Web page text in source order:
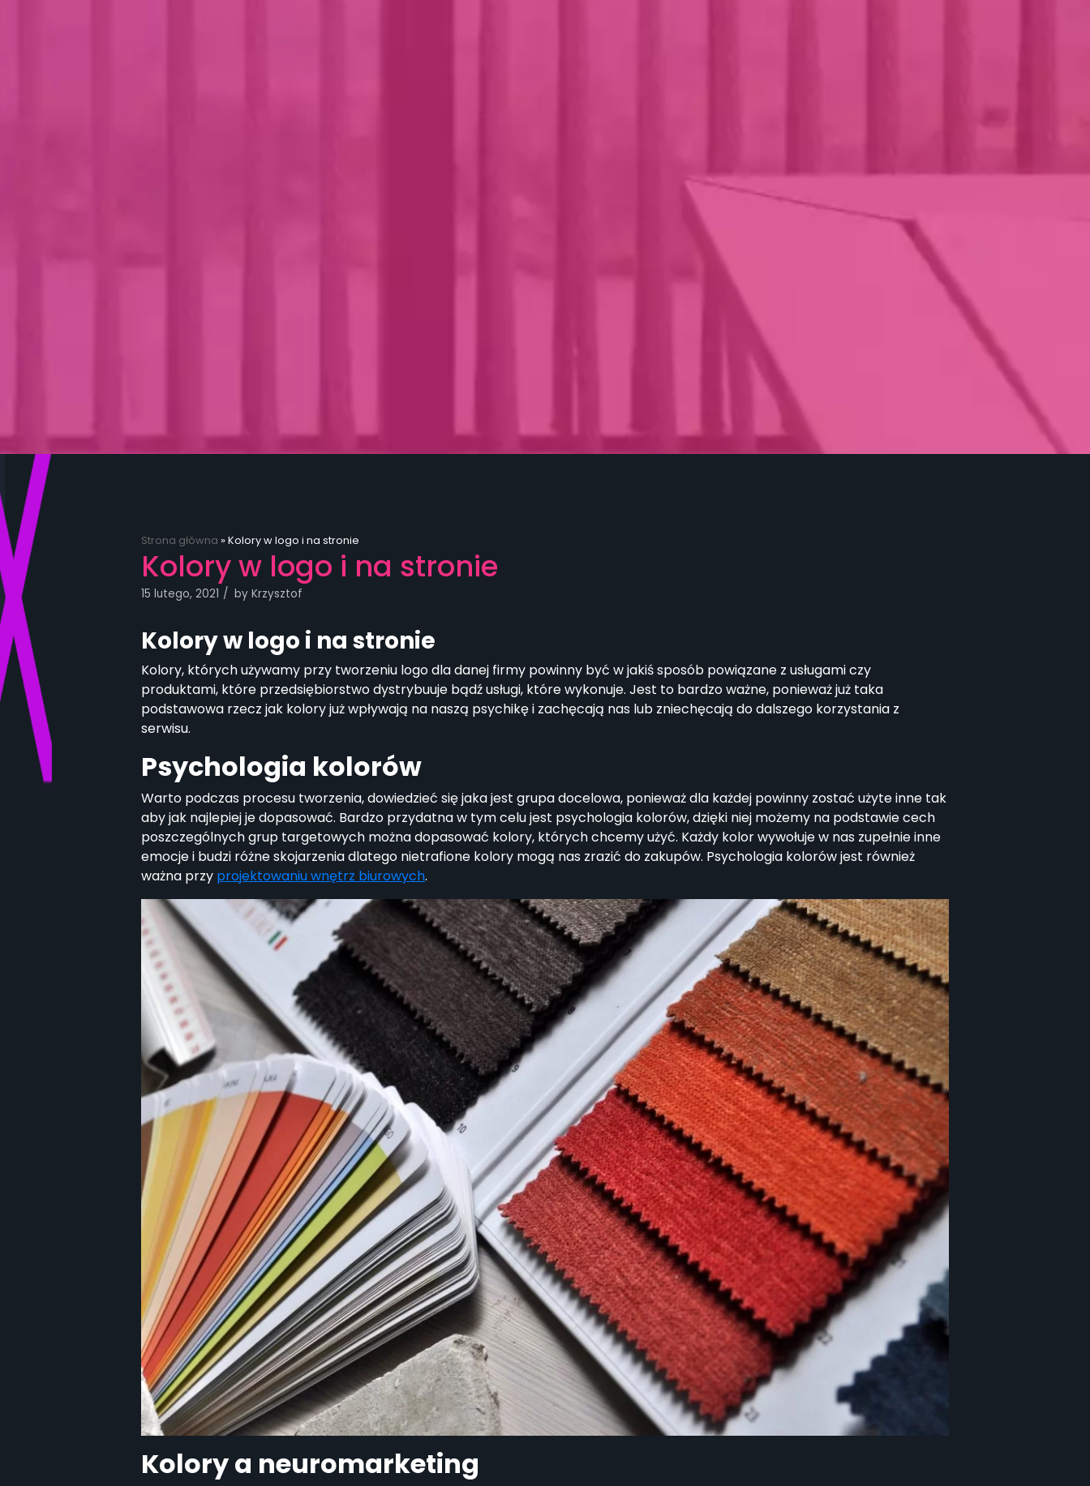
Strona główna » Kolory w logo i na stronie
Kolory w logo i na stronie
15 lutego, 2021 by Krzysztof
Kolory w logo i na stronie
Kolory, których używamy przy tworzeniu logo dla danej firmy powinny być w jakiś sposób powiązane z usługami czy
produktami, które przedsiębiorstwo dystrybuuje bądź usługi, które wykonuje. Jest to bardzo ważne, ponieważ już taka
podstawowa rzecz jak kolory już wpływają na naszą psychikę i zachęcają nas lub zniechęcają do dalszego korzystania z
serwisu.
Psychologia kolorów
Warto podczas procesu tworzenia, dowiedzieć się jaka jest grupa docelowa, ponieważ dla każdej powinny zostać użyte inne tak
aby jak najlepiej je dopasować. Bardzo przydatna w tym celu jest psychologia kolorów, dzięki niej możemy na podstawie cech
poszczególnych grup targetowych można dopasować kolory, których chcemy użyć. Każdy kolor wywołuje w nas zupełnie inne
emocje i budzi różne skojarzenia dlatego nietrafione kolory mogą nas zrazić do zakupów. Psychologia kolorów jest również
ważna przy projektowaniu wnętrz biurowych.
Kolory a neuromarketing